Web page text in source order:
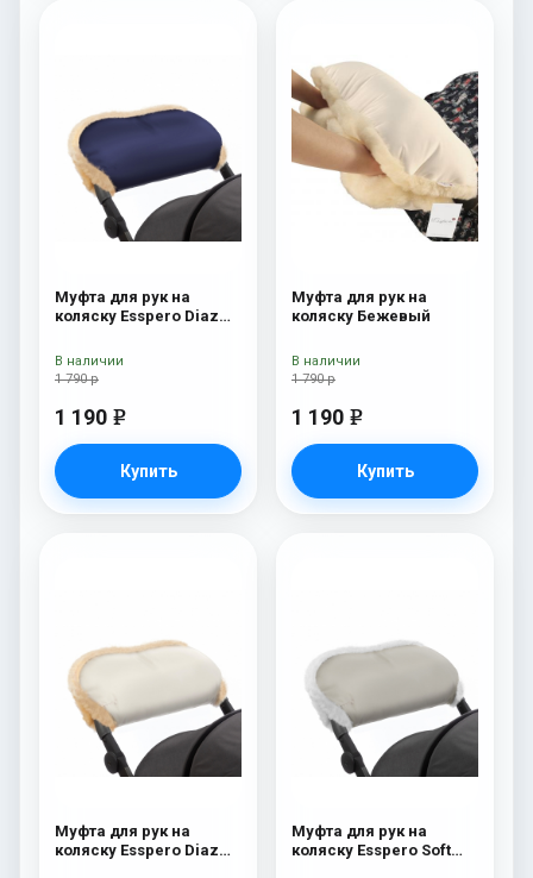
Муфта для рук на
коляску Esspero Diaz
Navy
1 790 р
1 190 e
Купить
В наличии
Муфта для рук на
коляску Бежевый
1 790 р
1 190 e
Купить
В наличии
Муфта для рук на
коляску Esspero Diaz
Муфта для рук на
коляску Esspero Soft